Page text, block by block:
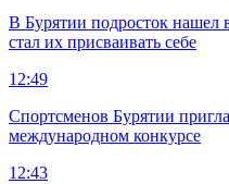
В Бурятии подросток нашел
стал их присваивать себе
12:49
Спортсменов Бурятии
международном конкурсе
12:43